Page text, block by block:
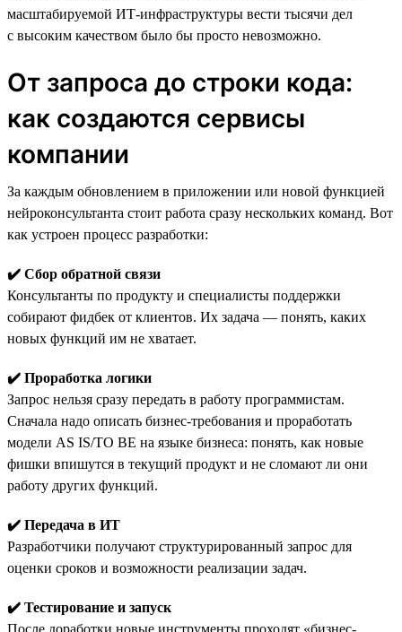
масштабируемой ИТ-инфраструктуры вести тысячи дел
с высоким качеством было бы просто невозможно.
От запроса до строки кода:
как создаются сервисы
компании
За каждым обновлением в приложении или новой функцией
нейроконсультанта стоит работа сразу нескольких команд. Вот
как устроен процесс разработки:
✔️ Сбор обратной связи
Консультанты по продукту и специалисты поддержки
собирают фидбек от клиентов. Их задача — понять, каких
новых функций им не хватает.
✔️ Проработка логики
Запрос нельзя сразу передать в работу программистам.
Сначала надо описать бизнес-требования и проработать
модели AS IS/TO BE на языке бизнеса: понять, как новые
фишки впишутся в текущий продукт и не сломают ли они
работу других функций.
✔️ Передача в ИТ
Разработчики получают структурированный запрос для
оценки сроков и возможности реализации задач.
✔️ Тестирование и запуск
После доработки новые инструменты проходят «бизнес-